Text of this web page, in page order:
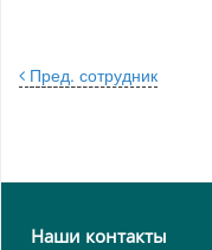
Пред. сотрудник
Наши контакты